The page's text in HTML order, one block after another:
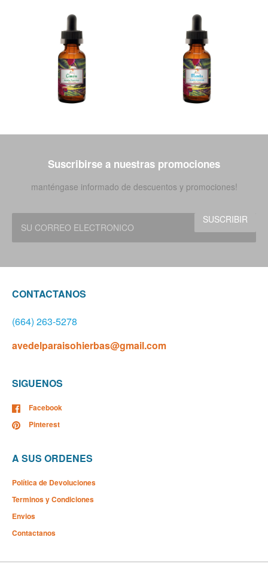
Suscribirse a nuestras promociones
manténgase informado de descuentos y promociones!
CONTACTANOS
(664) 263-5278
avedelparaisohierbas@gmail.com
SIGUENOS
Facebook
Pinterest
A SUS ORDENES
Política de Devoluciones
Terminos y Condiciones
Envios
Contactanos